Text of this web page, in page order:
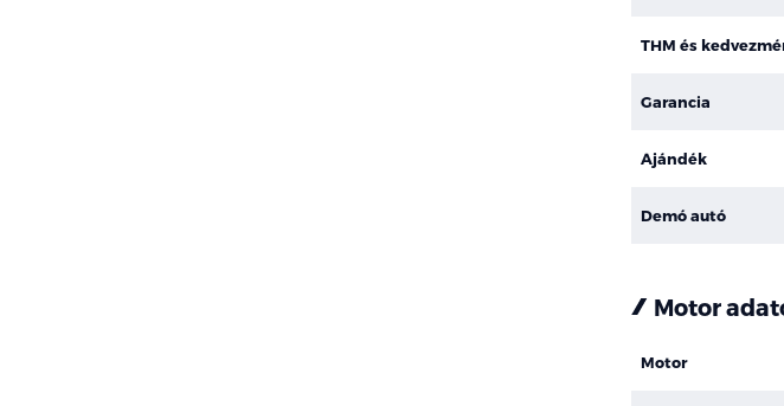
THM és
Garancia
Ajándék
Demó autó
Motor
Motor